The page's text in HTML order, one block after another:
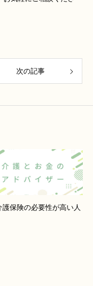
次の記事
護保険の必要性が高い人